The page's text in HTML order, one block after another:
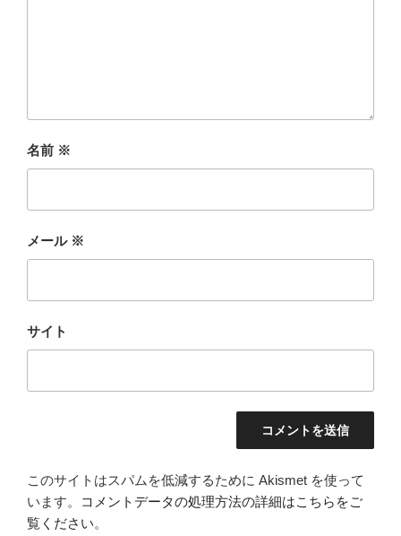
名前 ※
メール ※
サイト
このサイトはスパムを低減するために Akismet を使って
います。
コメントデータの処理方法の詳細はこちらをご
覧ください。